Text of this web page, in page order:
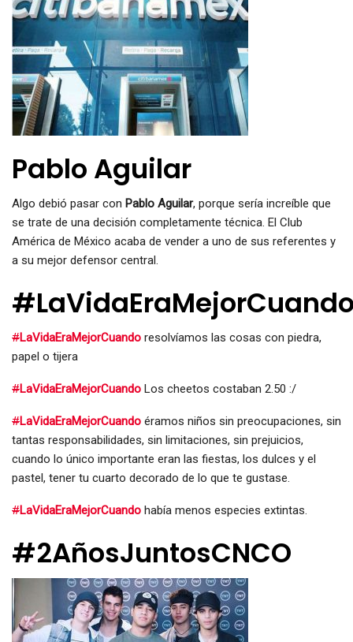
Pablo Aguilar
Algo debió pasar con Pablo Aguilar, porque sería increíble que
se trate de una decisión completamente técnica. El Club
América de México acaba de vender a uno de sus referentes y
a su mejor defensor central.
#LaVidaEraMejorCuando resolvíamos las cosas con piedra,
papel o tijera
#LaVidaEraMejorCuando Los cheetos costaban 2.50 :/
#LaVidaEraMejorCuando éramos niños sin preocupaciones, sin
tantas responsabilidades, sin limitaciones, sin prejuicios,
cuando lo único importante eran las fiestas, los dulces y el
pastel, tener tu cuarto decorado de lo que te gustase.
#LaVidaEraMejorCuando había menos especies extintas.
#2AñosJuntosCNCO